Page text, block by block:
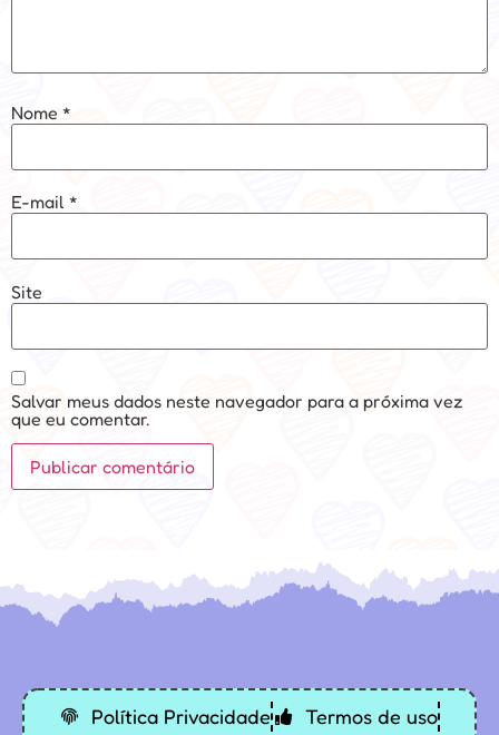
Nome *
E-mail *
Site
Salvar meus dados neste navegador para a próxima vez
que eu comentar.
Política Privacidade
Termos de uso